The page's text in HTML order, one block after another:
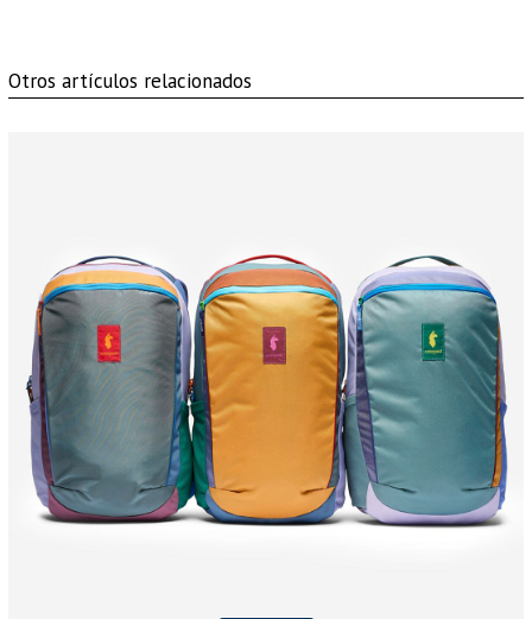
Otros artículos relacionados